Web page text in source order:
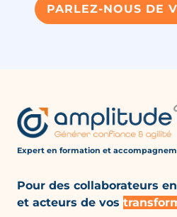
PARLEZ-NOUS DE
Expert en formation et
Pour des collaborateurs
et acteurs de vos